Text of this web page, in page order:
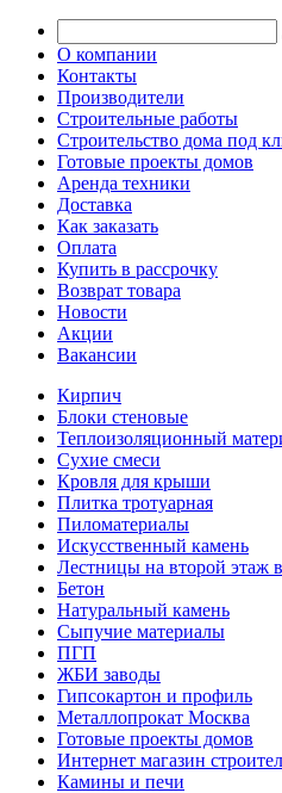
О компании
Контакты
Производители
Строительные работы
Строительство дома под
Готовые проекты домов
Аренда техники
Доставка
Как заказать
Оплата
Купить в рассрочку
Возврат товара
Новости
Акции
Вакансии
Кирпич
Блоки стеновые
Теплоизоляционный
Сухие смеси
Кровля для крыши
Плитка тротуарная
Пиломатериалы
Искусственный камень
Лестницы на второй этаж
Бетон
Натуральный камень
Сыпучие материалы
ПГП
ЖБИ заводы
Гипсокартон и профиль
Металлопрокат Москва
Готовые проекты домов
Интернет магазин
Камины и печи